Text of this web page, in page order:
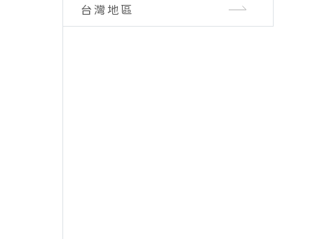
台灣地區